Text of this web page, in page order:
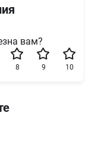
вам?
10
9
8